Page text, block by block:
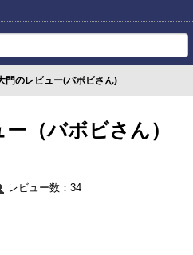
門のレビュー(バボビさん)
ー（バボビさん）
レビュー数：34